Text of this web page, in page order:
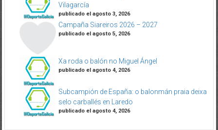
Vilagarcía
publicado el agosto 3, 2026
Campaña Siareiros 2026 – 2027
publicado el agosto 5, 2026
Xa roda o balón no Miguel Ángel
publicado el agosto 4, 2026
Subcampión de España: o balonmán praia deixa
selo carballés en Laredo
publicado el agosto 4, 2026